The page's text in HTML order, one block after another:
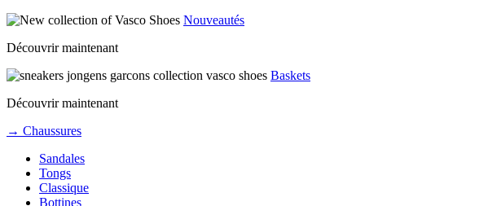
Nouveautés
Découvrir maintenant
Baskets
Découvrir maintenant
→ Chaussures
Sandales
Tongs
Classique
Bottines